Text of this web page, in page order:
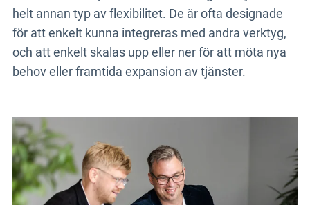
helt annan typ av flexibilitet. De är ofta designade
för att enkelt kunna integreras med andra verktyg,
och att enkelt skalas upp eller ner för att möta nya
behov eller framtida expansion av tjänster.